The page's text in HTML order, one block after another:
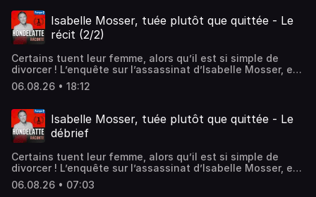
commence lorsque Milton tombe sur une affiche de
recherche d'un criminel, son sosie parfait. L'homme
recherché ? Son propre cousin, Gérard, qu'il n'a pas vu
amoureuse. Mais la vérité est bien plus sombre : Gérard
est mort, et Milton est désormais considéré confondu
avec ce dernier. Libre de son passé, mais armé d'un
Crime, issu des archives d'Europe 1 et produit par Europe
1.Crédits : Réalisation et composition musicale : Julien
Tharaud Patrimoine sonore : Sylvaine Denis, Laëtitia
Casanova, Antoine Reclus Création du visuel : Luowen
Wang Hébergé par Audiomeans. Visitez
audiomeans.fr/politique-de-confidentialite pour plus
d'informations.
Isabelle Mosser, tuée plutôt que quittée - Le
récit (2/2)
Certains tuent leur femme, alors qu’il est si simple de
divorcer ! L’enquête sur l’assassinat d’Isabelle Mosser, en
2013 à Illfurth, près de Mulhouse…Hébergé par
Audiomeans. Visitez audiomeans.fr/politique-de-
06.08.26 • 18:12
Isabelle Mosser, tuée plutôt que quittée - Le
débrief
Certains tuent leur femme, alors qu’il est si simple de
divorcer ! L’enquête sur l’assassinat d’Isabelle Mosser, en
2013 à Illfurth, près de Mulhouse… Invités : Arthur,
étudiant à StrasbourgHébergé par Audiomeans. Visitez
06.08.26 • 07:03